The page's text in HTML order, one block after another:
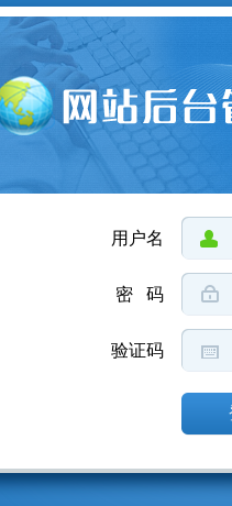
用户名
密 码
验证码